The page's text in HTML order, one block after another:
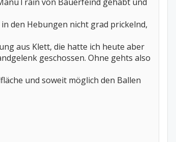
den Hebungen nicht grad prickelnd,
aus Klett, die hatte ich heute aber
geschossen. Ohne gehts also
und soweit möglich den Ballen